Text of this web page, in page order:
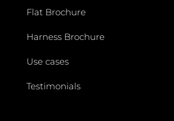
Flat Brochure
Harness Brochure
Use cases
Testimonials